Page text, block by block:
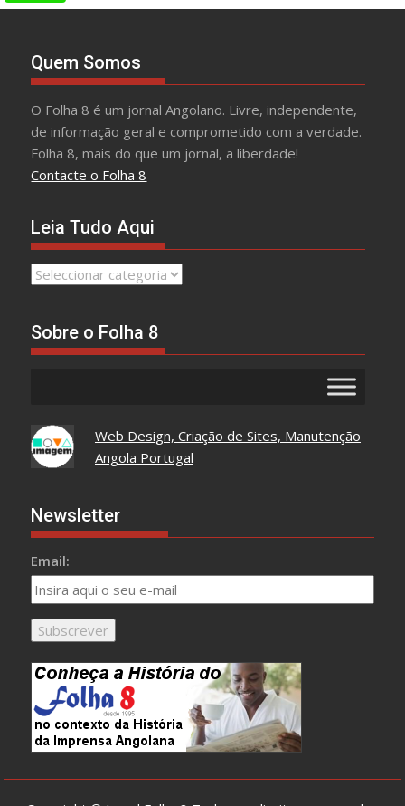
Quem Somos
O Folha 8 é um jornal Angolano. Livre, independente,
de informação geral e comprometido com a verdade.
Folha 8, mais do que um jornal, a liberdade!
Contacte o Folha 8
Leia Tudo Aqui
Leia
Sobre o Folha 8
Web Design, Criação de Sites, Manutenção
Angola Portugal
Newsletter
Email: